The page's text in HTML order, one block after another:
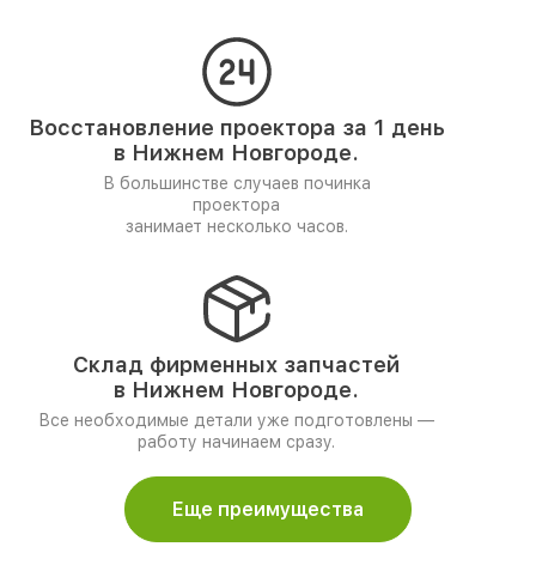
Восстановление проектора за 1 день
в Нижнем Новгороде.
В большинстве случаев починка
проектора
занимает несколько часов.
Склад фирменных запчастей
в Нижнем Новгороде.
Все необходимые детали уже подготовлены —
работу начинаем сразу.
Еще преимущества